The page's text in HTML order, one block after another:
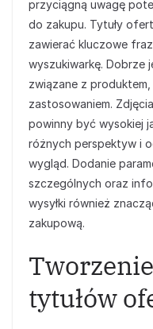
przyciągną uwagę
do zakupu. Tytuły
zawierać kluczowe
wyszukiwarkę. Dobrze
związane z
zastosowaniem.
powinny być wysokiej
różnych perspektyw i
wygląd. Dodanie
szczególnych oraz
wysyłki również
zakupową.
tytułów